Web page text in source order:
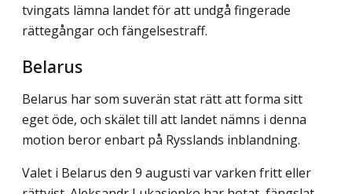
tvingats lämna landet för att undgå fingerade
rättegångar och fängelsestraff.
Belarus
Belarus har som suverän stat rätt att forma sitt
eget öde, och skälet till att landet nämns i denna
motion beror enbart på Rysslands inblandning.
Valet i Belarus den 9 augusti var varken fritt eller